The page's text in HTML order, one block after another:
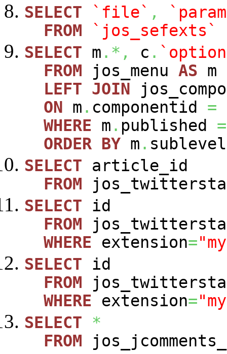
SELECT
`file` ,
FROM
`jos_sefexts`
SELECT m .*, c .
FROM jos_menu AS m
LEFT JOIN
ON m . componentid =
WHERE m . published =
ORDER BY m . sublevel
SELECT article_id
FROM
SELECT id
FROM
WHERE extension=
SELECT id
FROM
WHERE extension=
SELECT
*
FROM